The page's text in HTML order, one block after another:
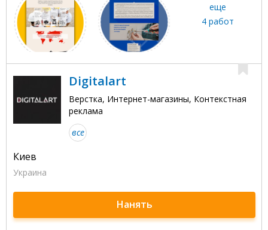
еще
4 работ
Digitalart
Верстка, Интернет-магазины, Контекстная
реклама
все
Киев
Украина
Нанять